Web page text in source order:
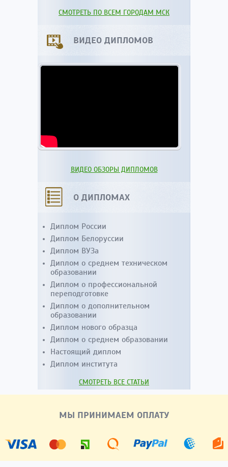
СМОТРЕТЬ ПО ВСЕМ ГОРОДАМ МСК
ВИДЕО ДИПЛОМОВ
ВИДЕО ОБЗОРЫ ДИПЛОМОВ
О ДИПЛОМАХ
Диплом России
Диплом Белоруссии
Диплом ВУЗа
Диплом о среднем техническом
образовании
Диплом о профессиональной
переподготовке
Диплом о дополнительном
образовании
Диплом нового образца
Диплом о среднем образовании
Настоящий диплом
Диплом института
СМОТРЕТЬ ВСЕ СТАТЬИ
МЫ ПРИНИМАЕМ ОПЛАТУ